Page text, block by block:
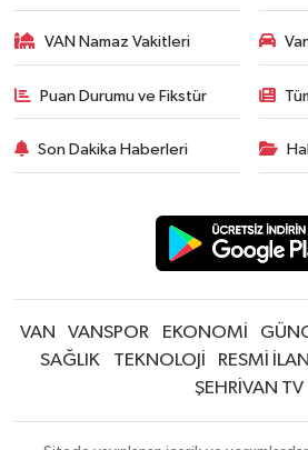
VAN Namaz Vakitleri
Puan Durumu ve Fikstür
Son Dakika Haberleri
VAN VANSPOR EKONOMİ
SAĞLIK
TEKNOLOJİ RESMİ İLAN
ŞEHRİVAN TV